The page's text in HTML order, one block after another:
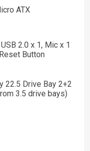
ATX
2.0 x 1, Mic x 1
Button
22.5 Drive Bay 2+2
3.5 drive bays)